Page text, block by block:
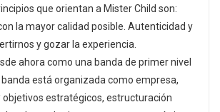
que orientan a Mister Child son:
la mayor calidad posible. Autenticidad y
y gozar la experiencia.
ahora como una banda de primer nivel
está organizada como empresa,
objetivos estratégicos, estructuración